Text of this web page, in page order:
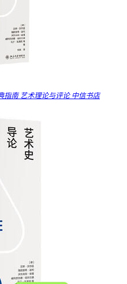
指南 艺术理论与评论 中信书店